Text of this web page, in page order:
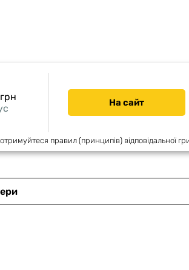
На сайт
правил (принципів) відповідальної